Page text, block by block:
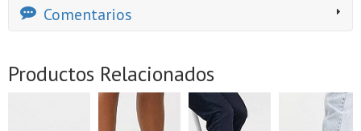
Comentarios
Productos Relacionados